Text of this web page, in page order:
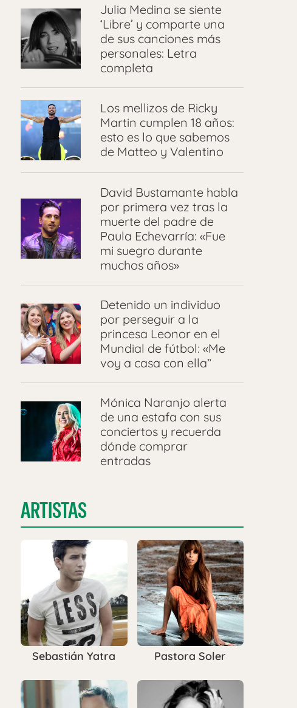
Julia Medina se siente
‘Libre’ y comparte una
de sus canciones más
personales: Letra
completa
Los mellizos de Ricky
Martin cumplen 18 años:
esto es lo que sabemos
de Matteo y Valentino
David Bustamante habla
por primera vez tras la
muerte del padre de
Paula Echevarría: «Fue
mi suegro durante
muchos años»
Detenido un individuo
por perseguir a la
princesa Leonor en el
Mundial de fútbol: «Me
voy a casa con ella”
Mónica Naranjo alerta
de una estafa con sus
conciertos y recuerda
dónde comprar
entradas
ARTISTAS
Sebastián Yatra Pastora Soler